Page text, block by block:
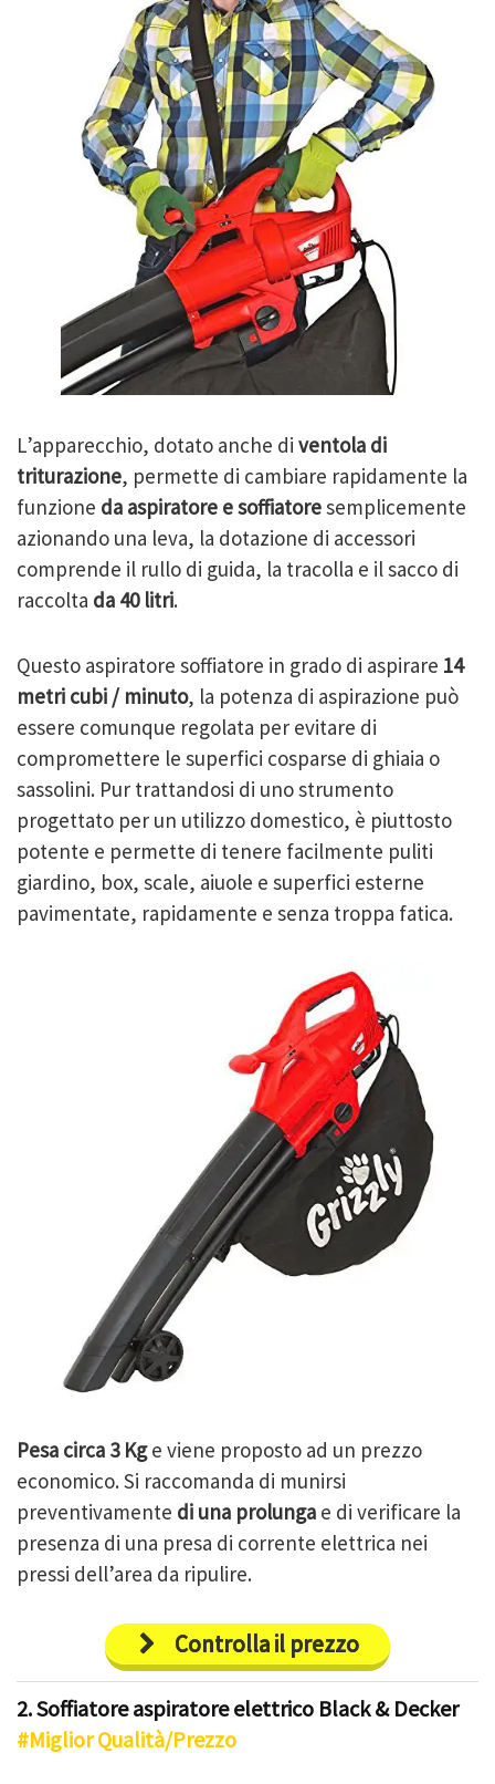
L’apparecchio, dotato anche di ventola di
triturazione, permette di cambiare rapidamente la
funzione da aspiratore e soffiatoresemplicemente
azionando una leva, la dotazione di accessori
comprende il rullo di guida, la tracolla e il sacco di
raccolta da 40 litri.
Questo aspiratore soffiatore in grado di aspirare 14
metri cubi / minuto, la potenza di aspirazione può
essere comunque regolata per evitare di
compromettere le superfici cosparse di ghiaia o
sassolini. Pur trattandosi di uno strumento
progettato per un utilizzo domestico, è piuttosto
potente e permette di tenere facilmente puliti
giardino, box, scale, aiuole e superfici esterne
pavimentate, rapidamente e senza troppa fatica.
Pesa circa 3 Kge viene proposto ad un prezzo
economico. Si raccomanda di munirsi
preventivamente di una prolunga e di verificare la
presenza di una presa di corrente elettrica nei
pressi dell’area da ripulire.
Controlla il prezzo
2. Soffiatore aspiratore elettrico Black & Decker
#Miglior Qualità/Prezzo